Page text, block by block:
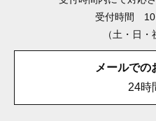
受付時間 10
（土・日・
メールでの
24時